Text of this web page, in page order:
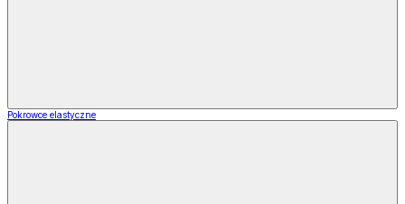
Pokrowce elastyczne